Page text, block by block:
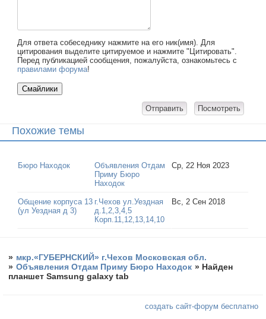
Для ответа собеседнику нажмите на его ник(имя). Для
цитирования выделите цитируемое и нажмите "Цитировать".
Перед публикацией сообщения, пожалуйста, ознакомьтесь с
правилами форума!
Похожие темы
Бюро Находок
Объявления Отдам
Приму Бюро
Находок
Ср, 22 Ноя 2023
Общение корпуса 13
(ул Уездная д 3)
г.Чехов ул.Уездная
д.1,2,3,4,5
Корп.11,12,13,14,10
Вс, 2 Сен 2018
» мкр.«ГУБЕРНСКИЙ» г.Чехов Московская обл.
» Объявления Отдам Приму Бюро Находок » Найден
планшет Samsung galaxy tab
создать сайт-форум бесплатно